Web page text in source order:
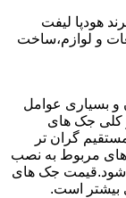
هودپا لیفت
و لوازم،ساخت
و بسیاری عوامل
کلی جک های
گران تر
مربوط به نصب
شود.قیمت جک های
بیشتر است.